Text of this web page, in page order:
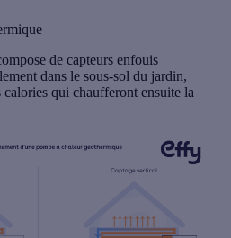
de capteurs enfouis
dans le sous-sol du jardin,
calories qui chaufferont ensuite la